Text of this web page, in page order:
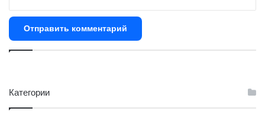
Категории